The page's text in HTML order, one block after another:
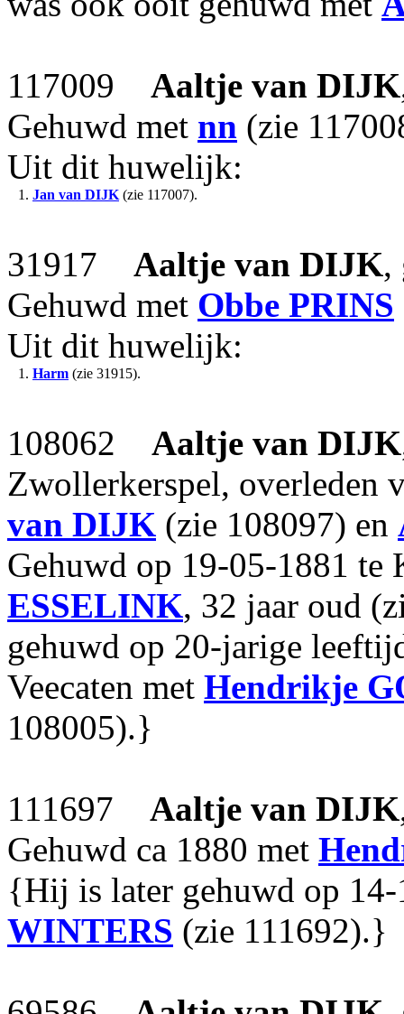
117009 Aaltje van DIJK
Gehuwd met nn (zie
Uit dit huwelijk:
1. Jan van DIJK (zie 117007).
31917 Aaltje van DIJK,
Gehuwd met Obbe PRINS
Uit dit huwelijk:
1. Harm (zie 31915).
108062 Aaltje van DIJK
Zwollerkerspel, overleden
van DIJK (zie 108097) en
Gehuwd op 19-05-1881 te
ESSELINK, 32 jaar oud
gehuwd op 20-jarige
Veecaten met Hendrikje
108005).}
111697 Aaltje van DIJK
Gehuwd ca 1880 met
{Hij is later gehuwd op
WINTERS (zie 111692).}